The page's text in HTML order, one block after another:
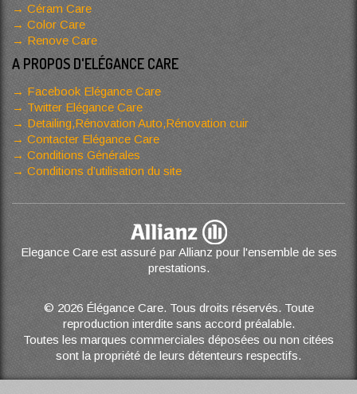
Céram Care
Color Care
Renove Care
A PROPOS D'ELÉGANCE CARE
Facebook Elégance Care
Twitter Elégance Care
Detailing,Rénovation Auto,Rénovation cuir
Contacter Elégance Care
Conditions Générales
Conditions d’utilisation du site
Elegance Care est assuré par Allianz pour l'ensemble de ses
prestations.
© 2026 Élégance Care. Tous droits réservés. Toute
reproduction interdite sans accord préalable.
Toutes les marques commerciales déposées ou non citées
sont la propriété de leurs détenteurs respectifs.